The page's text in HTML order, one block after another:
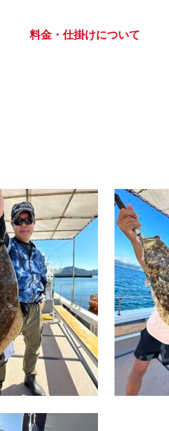
料金・仕掛けについて